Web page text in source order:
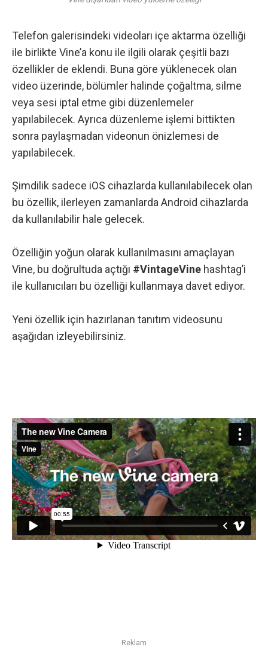
Telefon galerisindeki videoları içe aktarma özelliği
ile birlikte Vine’a konu ile ilgili olarak çeşitli bazı
özellikler de eklendi. Buna göre yüklenecek olan
video üzerinde, bölümler halinde çoğaltma, silme
veya sesi iptal etme gibi düzenlemeler
yapılabilecek. Ayrıca düzenleme işlemi bittikten
sonra paylaşmadan videonun önizlemesi de
yapılabilecek.
Şimdilik sadece iOS cihazlarda kullanılabilecek olan
bu özellik, ilerleyen zamanlarda Android cihazlarda
da kullanılabilir hale gelecek.
Özelliğin yoğun olarak kullanılmasını amaçlayan
Vine, bu doğrultuda açtığı #VintageVine hashtag’i
ile kullanıcıları bu özelliği kullanmaya davet ediyor.
Yeni özellik için hazırlanan tanıtım videosunu
aşağıdan izleyebilirsiniz.
Reklam